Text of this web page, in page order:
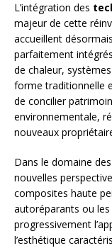
L’intégration des
majeur de cette
accueillent
parfaitement
de chaleur,
forme traditionnelle
de concilier
environnementale,
nouveaux
Dans le domaine des
nouvelles
composites haute
autoréparants ou
progressivement
l’esthétique